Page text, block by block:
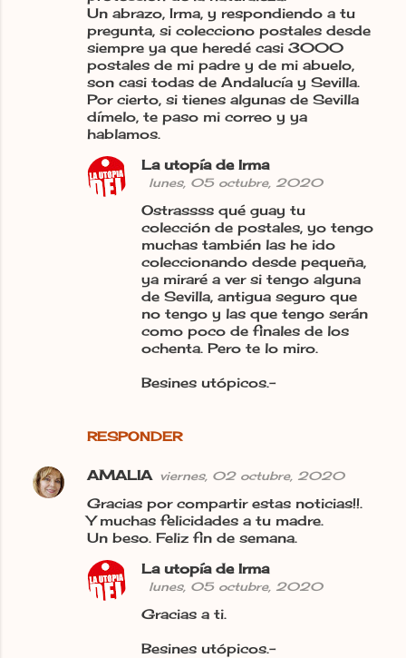
Un abrazo, Irma, y respondiendo a tu
pregunta, si colecciono postales desde
siempre ya que heredé casi 3000
postales de mi padre y de mi abuelo,
son casi todas de Andalucía y Sevilla.
Por cierto, si tienes algunas de Sevilla
dímelo, te paso mi correo y ya
hablamos.
RESPONDER
La utopía de Irma
lunes, 05 octubre, 2020
Ostrassss qué guay tu
colección de postales, yo tengo
muchas también las he ido
coleccionando desde pequeña,
ya miraré a ver si tengo alguna
de Sevilla, antigua seguro que
no tengo y las que tengo serán
como poco de finales de los
ochenta. Pero te lo miro.
Besines utópicos.-
AMALIA viernes, 02 octubre, 2020
Gracias por compartir estas noticias!!.
Y muchas felicidades a tu madre.
Un beso. Feliz fin de semana.
La utopía de Irma
lunes, 05 octubre, 2020
Gracias a ti.
Besines utópicos.-